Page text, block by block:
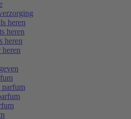
heren
heren
heren
heren
parfum